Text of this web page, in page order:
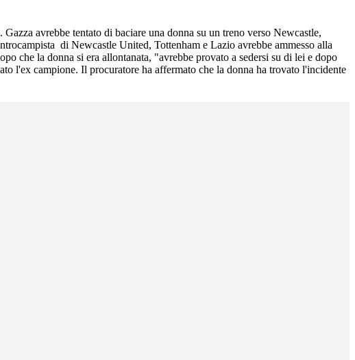
avrebbe tentato di baciare una donna su un treno verso Newcastle,
di Newcastle United, Tottenham e Lazio avrebbe ammesso alla
che la donna si era allontanata, "avrebbe provato a sedersi su di lei e dopo
l'ex campione. Il procuratore ha affermato che la donna ha trovato l'incidente